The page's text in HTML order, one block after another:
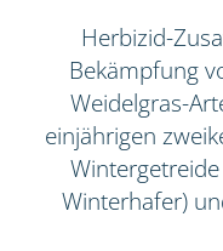
Herbizid-
Bekämpfung
Weidelgras-
einjährigen
Winterhafer)